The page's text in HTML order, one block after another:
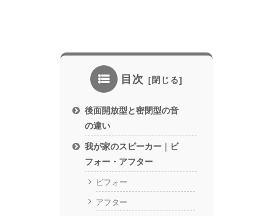
目次
後面開放型と密閉型の音
の違い
我が家のスピーカー｜ビ
フォー・アフター
ビフォー
アフター